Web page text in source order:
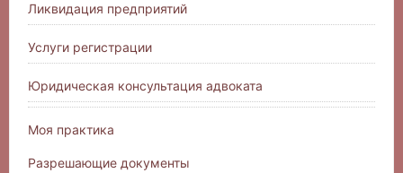
Ликвидация предприятий
Услуги регистрации
Юридическая консультация адвоката
Моя практика
Разрешающие документы